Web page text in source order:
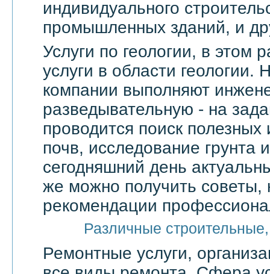
индивидуального
промышленных зданий, и
Услуги по геологии, в этом
услуги в области
компании выполняют
разведывательную - на
проводится поиск
почв, исследование грунта
сегодняшний день
же можно получить советы,
рекомендации
Различные
Ремонтные услуги,